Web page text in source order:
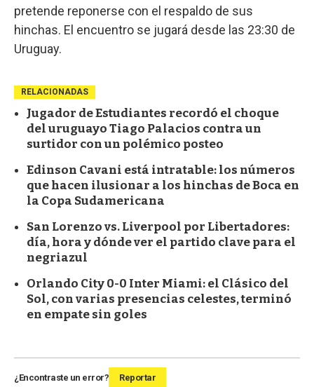
pretende reponerse con el respaldo de sus
hinchas. El encuentro se jugará desde las 23:30 de
Uruguay.
RELACIONADAS
Jugador de Estudiantes recordó el choque
del uruguayo Tiago Palacios contra un
surtidor con un polémico posteo
Edinson Cavani está intratable: los números
que hacen ilusionar a los hinchas de Boca en
la Copa Sudamericana
San Lorenzo vs. Liverpool por Libertadores:
día, hora y dónde ver el partido clave para el
negriazul
Orlando City 0-0 Inter Miami: el Clásico del
Sol, con varias presencias celestes, terminó
en empate sin goles
¿Encontraste un error? Reportar